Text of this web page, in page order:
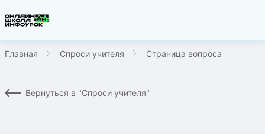
Главная Спроси учителя Страница вопроса
Вернуться в "Спроси учителя"